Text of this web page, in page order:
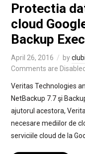
Protectia
cloud
Backup Exec
April 26, 2016 by
Comments are Disabled
Veritas Technologies
NetBackup 7.7 şi
ajutorul acestora,
necesare mediilor de
serviciile cloud de la